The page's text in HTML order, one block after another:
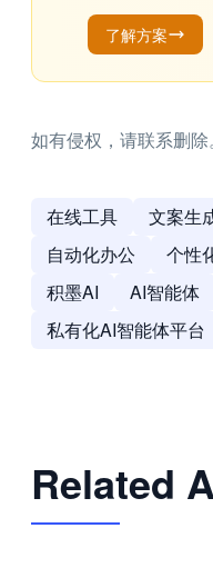
了解方案
如有侵权，请联系删除。
在线工具 文案生
自动化办公
个性
积墨AI
AI智能体
私有化AI智能体平台
Related